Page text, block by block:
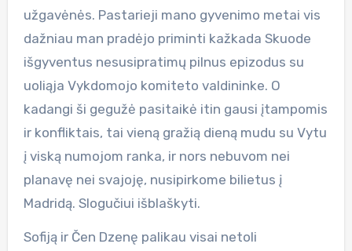
užgavėnės. Pastarieji mano gyvenimo metai vis
dažniau man pradėjo priminti kažkada Skuode
išgyventus nesusipratimų pilnus epizodus su
uoliąja Vykdomojo komiteto valdininke. O
kadangi ši gegužė pasitaikė itin gausi įtampomis
ir konfliktais, tai vieną gražią dieną mudu su Vytu
į viską numojom ranka, ir nors nebuvom nei
planavę nei svajoję, nusipirkome bilietus į
Madridą. Slogučiui išblaškyti.
Sofiją ir Čen Dzenę palikau visai netoli